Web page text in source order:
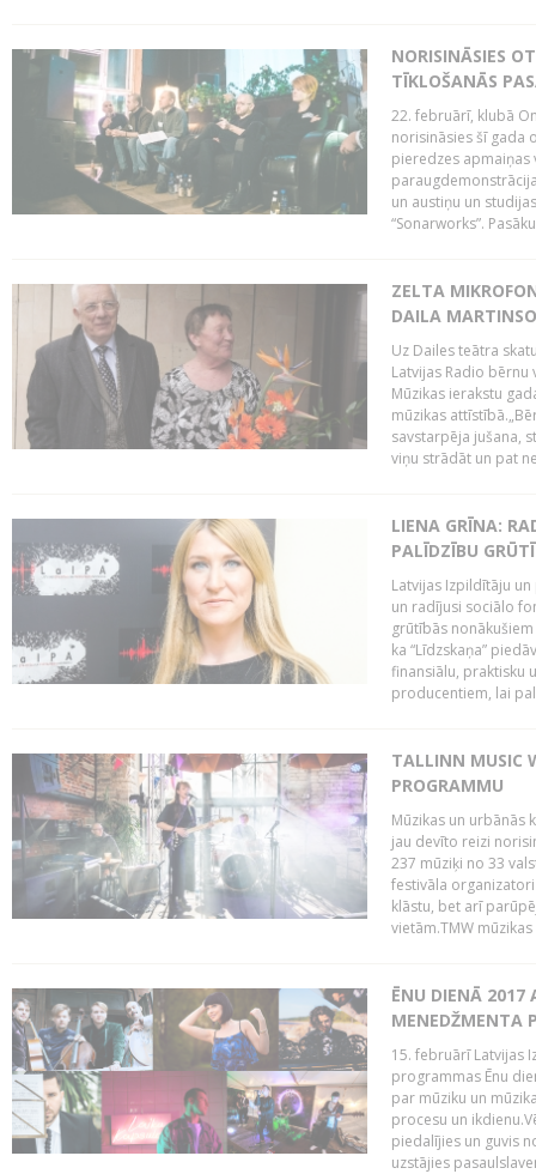
NORISINĀSIES
TĪKLOŠANĀS
22. februārī, klubā
norisināsies šī gada
pieredzes apmaiņas
un austiņu un
“Sonarworks”.
ZELTA
DAILA
Uz Dailes teātra
Latvijas Radio
Mūzikas ierakstu
mūzikas
savstarpēja jušana,
viņu strādāt un pat
LIENA GRĪNA:
PALĪDZĪBU
Latvijas Izpildītāju
un radījusi sociālo
grūtībās
ka “Līdzskaņa”
finansiālu, praktisku
producentiem, lai
TALLINN MUSIC
PROGRAMMU
Mūzikas un urbānās
jau devīto reizi
237 mūziķi no 33
festivāla
klāstu, bet arī
vietām.TMW
ĒNU DIENĀ 2017
MENEDŽMENTA
15. februārī Latvijas
programmas Ēnu
par mūziku un
procesu un
piedalījies un guvis
uzstājies